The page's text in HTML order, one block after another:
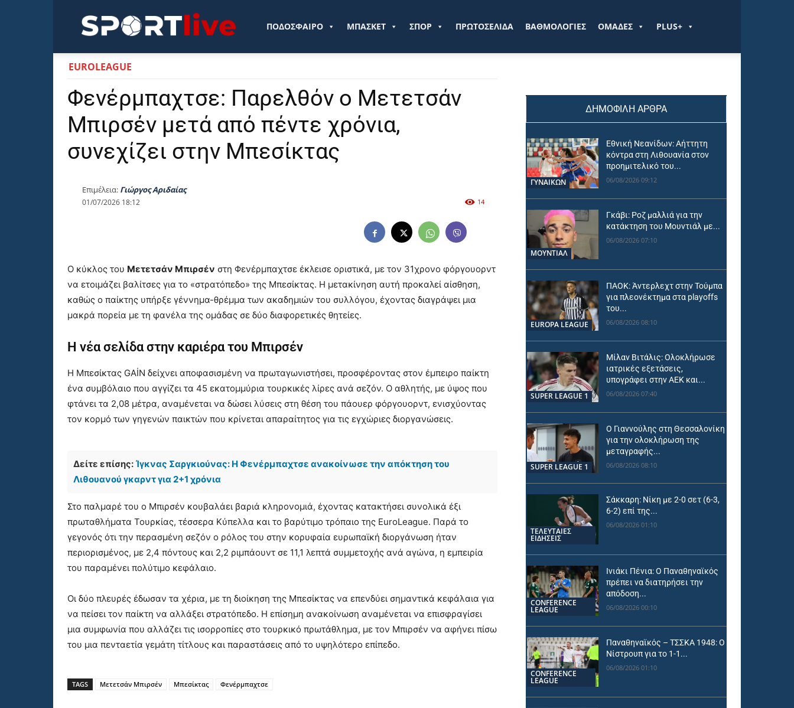
Sportlive.grΠΟΔΟΣΦΑΙΡΟ ΜΠΑΣΚΕΤ ΣΠΟΡ ΠΡΩΤΟΣΕΛΙΔΑ ΒΑΘΜΟΛΟΓΙΕΣ ΟΜΑΔΕΣ PLUS+
EUROLEAGUE
Φενέρμπαχτσε: Παρελθόν ο Μετετσάν
Μπιρσέν μετά από πέντε χρόνια,
συνεχίζει στην Μπεσίκτας
Επιμέλεια: Γιώργος Αριδαίας
01/07/2026 18:12 14
Ο κύκλος του Μετετσάν Μπιρσέν στη Φενέρμπαχτσε έκλεισε οριστικά, με τον 31χρονο φόργουορντ
να ετοιμάζει βαλίτσες για το «στρατόπεδο» της Μπεσίκτας. Η μετακίνηση αυτή προκαλεί αίσθηση,
καθώς ο παίκτης υπήρξε γέννημα-θρέμμα των ακαδημιών του συλλόγου, έχοντας διαγράψει μια
μακρά πορεία με τη φανέλα της ομάδας σε δύο διαφορετικές θητείες.
Η νέα σελίδα στην καριέρα του Μπιρσέν
Η Μπεσίκτας GAİN δείχνει αποφασισμένη να πρωταγωνιστήσει, προσφέροντας στον έμπειρο παίκτη
ένα συμβόλαιο που αγγίζει τα 45 εκατομμύρια τουρκικές λίρες ανά σεζόν. Ο αθλητής, με ύψος που
φτάνει τα 2,08 μέτρα, αναμένεται να δώσει λύσεις στη θέση του πάουερ φόργουορντ, ενισχύοντας
τον κορμό των γηγενών παικτών που κρίνεται απαραίτητος για τις εγχώριες διοργανώσεις.
Δείτε επίσης: Ίγκνας Σαργκιούνας: Η Φενέρμπαχτσε ανακοίνωσε την απόκτηση του
Λιθουανού γκαρντ για 2+1 χρόνια
Στο παλμαρέ του ο Μπιρσέν κουβαλάει βαριά κληρονομιά, έχοντας κατακτήσει συνολικά έξι
πρωταθλήματα Τουρκίας, τέσσερα Κύπελλα και το βαρύτιμο τρόπαιο της EuroLeague. Παρά το
γεγονός ότι την περασμένη σεζόν ο ρόλος του στην κορυφαία ευρωπαϊκή διοργάνωση ήταν
περιορισμένος, με 2,4 πόντους και 2,2 ριμπάουντ σε 11,1 λεπτά συμμετοχής ανά αγώνα, η εμπειρία
του παραμένει πολύτιμο κεφάλαιο.
Οι δύο πλευρές έδωσαν τα χέρια, με τη διοίκηση της Μπεσίκτας να επενδύει σημαντικά κεφάλαια για
να πείσει τον παίκτη να αλλάξει στρατόπεδο. Η επίσημη ανακοίνωση αναμένεται να επισφραγίσει
μια συμφωνία που αλλάζει τις ισορροπίες στο τουρκικό πρωτάθλημα, με τον Μπιρσέν να αφήνει πίσω
του μια πενταετία γεμάτη τίτλους και παραστάσεις από το υψηλότερο επίπεδο.
TAGS Μετετσάν Μπιρσέν Μπεσίκτας Φενέρμπαχτσε
ΔΗΜΟΦΙΛΗ ΑΡΘΡΑ
ΓΥΝΑΙΚΩΝ
Εθνική Νεανίδων: Αήττητη
κόντρα στη Λιθουανία στον
προημιτελικό του...
06/08/2026 09:12
ΜΟΥΝΤΙΆΛ
Γκάβι: Ροζ μαλλιά για την
κατάκτηση του Μουντιάλ με...
06/08/2026 07:10
EUROPA LEAGUE
ΠΑΟΚ: Άντερλεχτ στην Τούμπα
για πλεονέκτημα στα playoffs
του...
06/08/2026 08:10
SUPER LEAGUE 1
Μίλαν Βιτάλις: Ολοκλήρωσε
ιατρικές εξετάσεις,
υπογράφει στην ΑΕΚ και...
06/08/2026 07:40
SUPER LEAGUE 1
Ο Γιαννούλης στη Θεσσαλονίκη
για την ολοκλήρωση της
μεταγραφής...
06/08/2026 08:10
ΤΕΛΕΥΤΑΙΕΣ
ΕΙΔΗΣΕΙΣ
Σάκκαρη: Νίκη με 2-0 σετ (6-3,
6-2) επί της...
06/08/2026 01:10
CONFERENCE
LEAGUE
Ινιάκι Πένια: Ο Παναθηναϊκός
πρέπει να διατηρήσει την
απόδοση...
06/08/2026 00:10
CONFERENCE
LEAGUE
Παναθηναϊκός – ΤΣΣΚΑ 1948: Ο
Νίστρουπ για το 1-1...
06/08/2026 01:10